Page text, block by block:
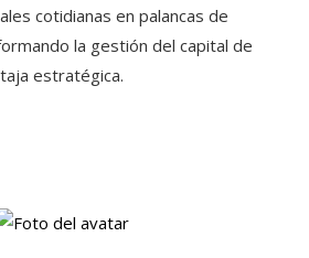
cotidianas en palancas de
la gestión del capital de
estratégica.